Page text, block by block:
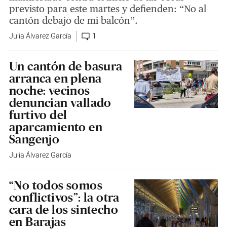
previsto para este martes y defienden: “No al
cantón debajo de mi balcón”.
Julia Álvarez García 1
Un cantón de basura
arranca en plena
noche: vecinos
denuncian vallado
furtivo del
aparcamiento en
Sangenjo
Julia Álvarez García
“No todos somos
conflictivos”: la otra
cara de los sintecho
en Barajas